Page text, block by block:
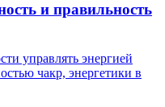
и правильность
управлять энергией
чакр, энергетики в